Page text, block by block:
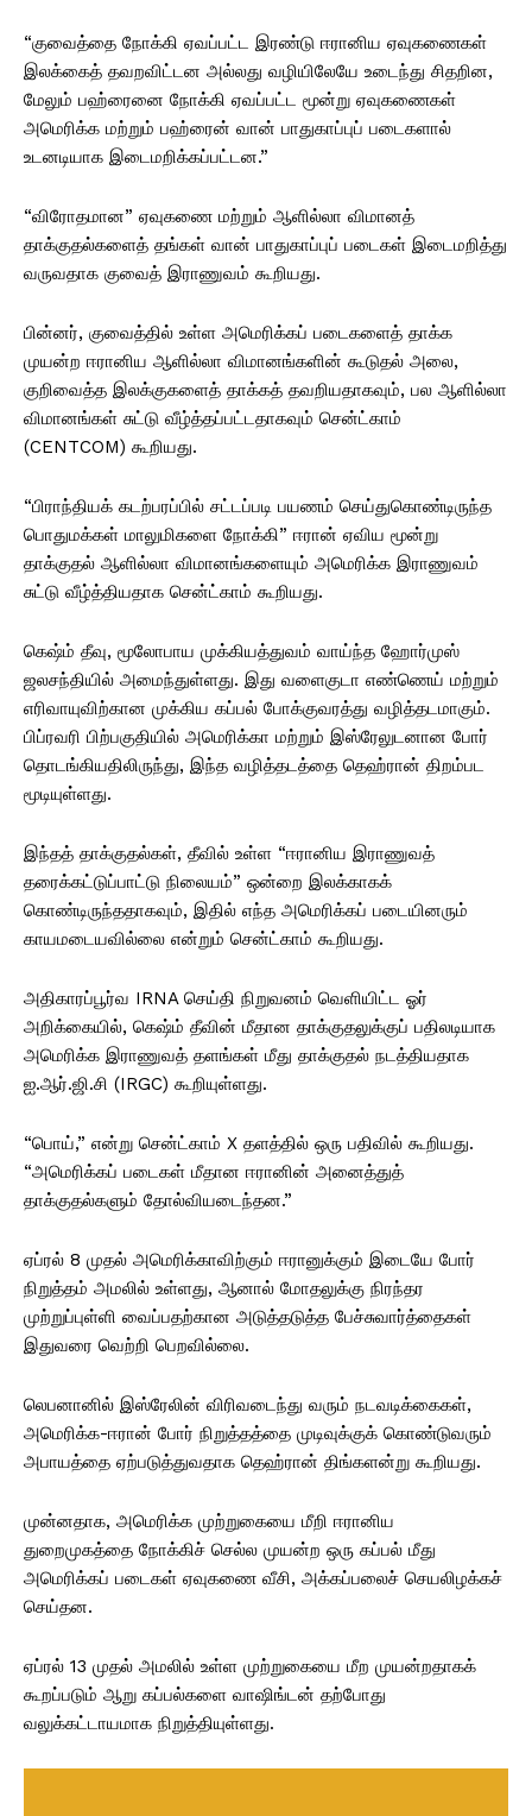
“குவைத்தை நோக்கி ஏவப்பட்ட இரண்டு ஈரானிய ஏவுகணைகள்
இலக்கைத் தவறவிட்டன அல்லது வழியிலேயே உடைந்து சிதறின,
மேலும் பஹ்ரைனை நோக்கி ஏவப்பட்ட மூன்று ஏவுகணைகள்
அமெரிக்க மற்றும் பஹ்ரைன் வான் பாதுகாப்புப் படைகளால்
உடனடியாக இடைமறிக்கப்பட்டன.”
“விரோதமான” ஏவுகணை மற்றும் ஆளில்லா விமானத்
தாக்குதல்களைத் தங்கள் வான் பாதுகாப்புப் படைகள் இடைமறித்து
வருவதாக குவைத் இராணுவம் கூறியது.
பின்னர், குவைத்தில் உள்ள அமெரிக்கப் படைகளைத் தாக்க
முயன்ற ஈரானிய ஆளில்லா விமானங்களின் கூடுதல் அலை,
குறிவைத்த இலக்குகளைத் தாக்கத் தவறியதாகவும், பல ஆளில்லா
விமானங்கள் சுட்டு வீழ்த்தப்பட்டதாகவும் சென்ட்காம்
(CENTCOM) கூறியது.
“பிராந்தியக் கடற்பரப்பில் சட்டப்படி பயணம் செய்துகொண்டிருந்த
பொதுமக்கள் மாலுமிகளை நோக்கி” ஈரான் ஏவிய மூன்று
தாக்குதல் ஆளில்லா விமானங்களையும் அமெரிக்க இராணுவம்
சுட்டு வீழ்த்தியதாக சென்ட்காம் கூறியது.
கெஷ்ம் தீவு, மூலோபாய முக்கியத்துவம் வாய்ந்த ஹோர்முஸ்
ஜலசந்தியில் அமைந்துள்ளது. இது வளைகுடா எண்ணெய் மற்றும்
எரிவாயுவிற்கான முக்கிய கப்பல் போக்குவரத்து வழித்தடமாகும்.
பிப்ரவரி பிற்பகுதியில் அமெரிக்கா மற்றும் இஸ்ரேலுடனான போர்
தொடங்கியதிலிருந்து, இந்த வழித்தடத்தை தெஹ்ரான் திறம்பட
மூடியுள்ளது.
இந்தத் தாக்குதல்கள், தீவில் உள்ள “ஈரானிய இராணுவத்
தரைக்கட்டுப்பாட்டு நிலையம்” ஒன்றை இலக்காகக்
கொண்டிருந்ததாகவும், இதில் எந்த அமெரிக்கப் படையினரும்
காயமடையவில்லை என்றும் சென்ட்காம் கூறியது.
அதிகாரப்பூர்வ IRNA செய்தி நிறுவனம் வெளியிட்ட ஓர்
அறிக்கையில், கெஷ்ம் தீவின் மீதான தாக்குதலுக்குப் பதிலடியாக
அமெரிக்க இராணுவத் தளங்கள் மீது தாக்குதல் நடத்தியதாக
ஐ.ஆர்.ஜி.சி (IRGC) கூறியுள்ளது.
“பொய்,” என்று சென்ட்காம் X தளத்தில் ஒரு பதிவில் கூறியது.
“அமெரிக்கப் படைகள் மீதான ஈரானின் அனைத்துத்
தாக்குதல்களும் தோல்வியடைந்தன.”
ஏப்ரல் 8 முதல் அமெரிக்காவிற்கும் ஈரானுக்கும் இடையே போர்
நிறுத்தம் அமலில் உள்ளது, ஆனால் மோதலுக்கு நிரந்தர
முற்றுப்புள்ளி வைப்பதற்கான அடுத்தடுத்த பேச்சுவார்த்தைகள்
இதுவரை வெற்றி பெறவில்லை.
லெபனானில் இஸ்ரேலின் விரிவடைந்து வரும் நடவடிக்கைகள்,
அமெரிக்க-ஈரான் போர் நிறுத்தத்தை முடிவுக்குக் கொண்டுவரும்
அபாயத்தை ஏற்படுத்துவதாக தெஹ்ரான் திங்களன்று கூறியது.
முன்னதாக, அமெரிக்க முற்றுகையை மீறி ஈரானிய
துறைமுகத்தை நோக்கிச் செல்ல முயன்ற ஒரு கப்பல் மீது
அமெரிக்கப் படைகள் ஏவுகணை வீசி, அக்கப்பலைச் செயலிழக்கச்
செய்தன.
ஏப்ரல் 13 முதல் அமலில் உள்ள முற்றுகையை மீற முயன்றதாகக்
கூறப்படும் ஆறு கப்பல்களை வாஷிங்டன் தற்போது
வலுக்கட்டாயமாக நிறுத்தியுள்ளது.